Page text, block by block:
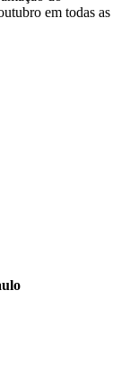
em todas as